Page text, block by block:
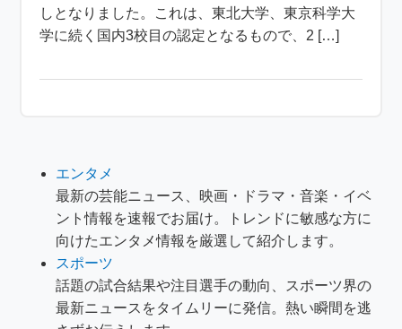
しとなりました。これは、東北大学、東京科学大
学に続く国内3校目の認定となるもので、2 […]
エンタメ
最新の芸能ニュース、映画・ドラマ・音楽・イベ
ント情報を速報でお届け。トレンドに敏感な方に
向けたエンタメ情報を厳選して紹介します。
スポーツ
話題の試合結果や注目選手の動向、スポーツ界の
最新ニュースをタイムリーに発信。熱い瞬間を逃